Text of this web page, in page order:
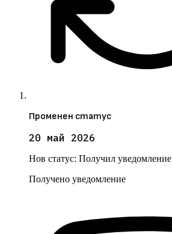
Променен статус
20 май 2026
Нов статус: Получил уведомление
Получено уведомление